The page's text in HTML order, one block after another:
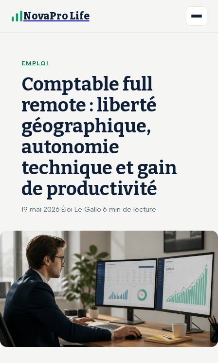
NovaPro Life
EMPLOI
Comptable full
remote : liberté
géographique,
autonomie
technique et gain
de productivité
19 mai 2026·Éloi Le Gallo·6 min de lecture